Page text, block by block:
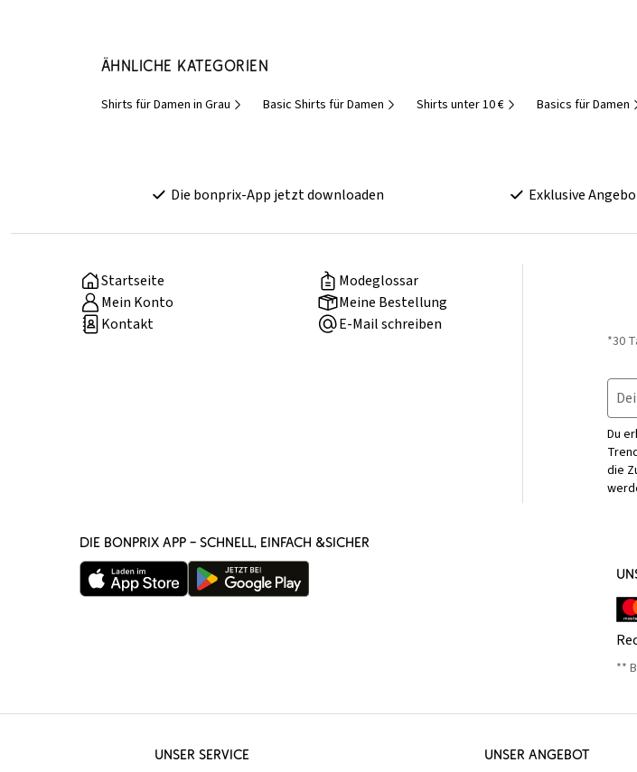
Ähnliche Kategorien
Shirts für Damen in Grau Basic Shirts für Damen Shirts unter 10 € Basics für Damen
Die bonprix-App jetzt downloaden Exklusive
Startseite
Modeglossar
Mein Konto
Meine Bestellung
Kontakt
E-Mail schreiben
*30
Du
die
DIE BONPRIX APP – SCHNELL, EINFACH &SICHER
**
UNSER SERVICE UNSER ANGEBOT